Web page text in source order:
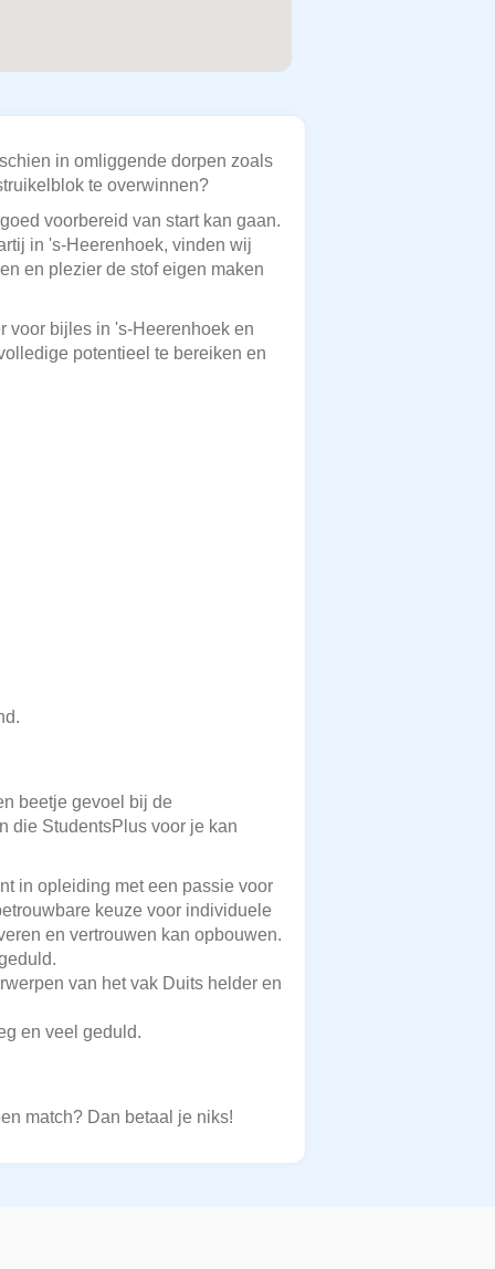
in omliggende dorpen zoals
te overwinnen?
voorbereid van start kan gaan.
in 's-Heerenhoek, vinden wij
en plezier de stof eigen maken
voor bijles in 's-Heerenhoek en
potentieel te bereiken en
beetje gevoel bij de
die StudentsPlus voor je kan
in opleiding met een passie voor
keuze voor individuele
en vertrouwen kan opbouwen.
van het vak Duits helder en
en veel geduld.
match? Dan betaal je niks!